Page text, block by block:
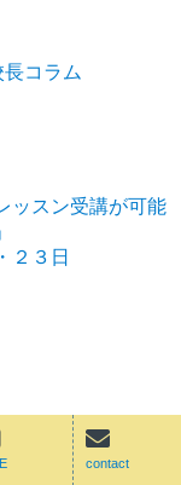
長コラム
ッスン受講が可能
２３日
contact